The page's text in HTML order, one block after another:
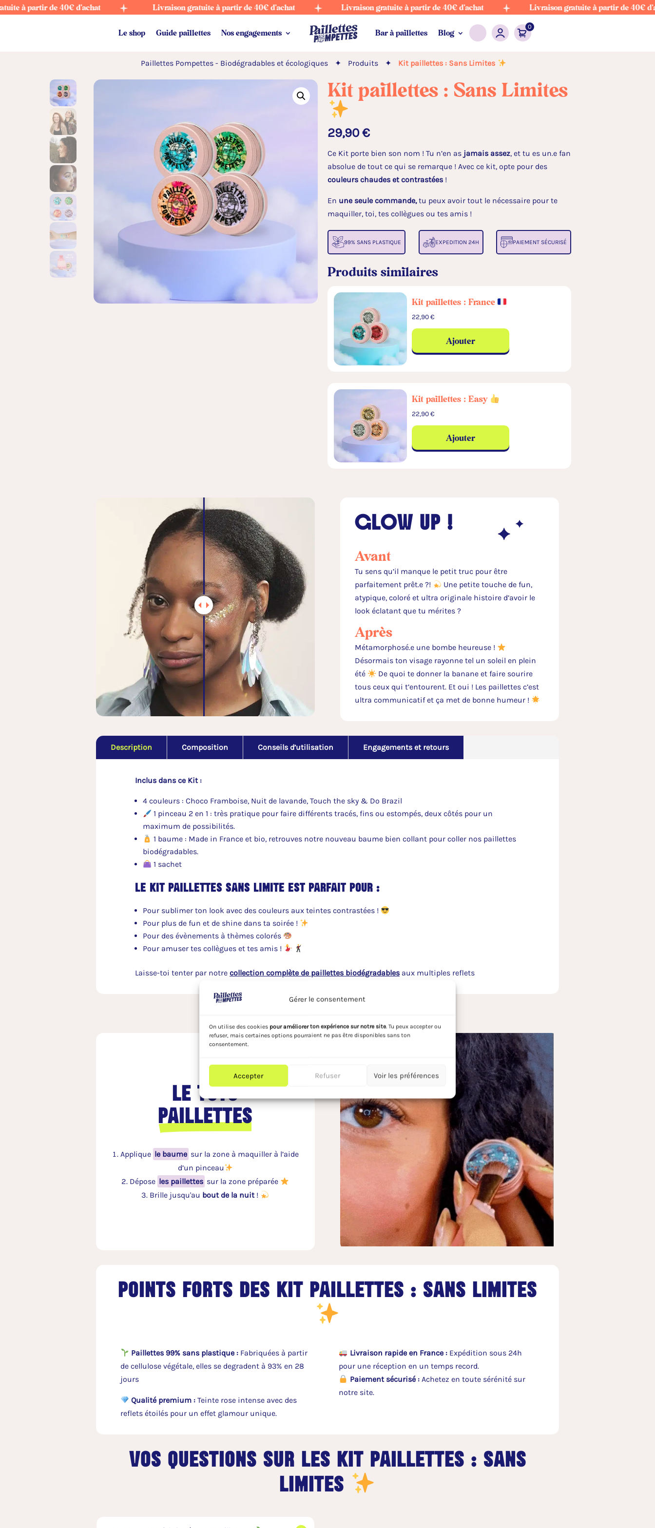
Gérer le consentement
On utilise des cookies pour améliorer ton expérience sur notre site. Tu peux accepter ou
refuser, mais certaines options pourraient ne pas être disponibles sans ton
consentement.
Accepter Refuser Voir les préférences
de 40€ d'achat Livraison gratuite à partir de 40€ d'achat Livraison gratuite à partir de 40€ d'achat Livraison gratuite à partir de 40€ d'achat
Le shop Guide paillettes Nos engagements Bar à paillettes Blog
0
Paillettes Pompettes - Biodégradables et écologiques ✦ Produits ✦ Kit paillettes : Sans Limites
Kit paillettes : Sans Limites
29,90€
Ce Kit porte bien son nom ! Tu n’en as jamais assez, et tu es un.e fan
absolue de tout ce qui se remarque ! Avec ce kit, opte pour des
couleurs chaudes et contrastées !
En une seule commande,tu peux avoir tout le nécessaire pour te
maquiller, toi, tes collègues ou tes amis !
99% SANS PLASTIQUE EXPEDITION 24H PAIEMENT SÉCURISÉ
Produits similaires
Kit paillettes : France
22,90€
Ajouter
Kit paillettes : Easy
22,90€
Ajouter
GLOW UP !
Avant
Tu sens qu’il manque le petit truc pour être
parfaitement prêt.e ?!
Une petite touche de fun,
atypique, coloré et ultra originale histoire d’avoir le
look éclatant que tu mérites ?
Après
Métamorphosé.e une bombe heureuse !
Désormais ton visage rayonne tel un soleil en plein
été
De quoi te donner la banane et faire sourire
tous ceux qui t’entourent. Et oui ! Les paillettes c’est
ultra communicatif et ça met de bonne humeur !
Description Composition Conseils d’utilisation Engagements et retours
Inclus dans ce Kit :
4 couleurs : Choco Framboise, Nuit de lavande, Touch the sky & Do Brazil
1 pinceau 2 en 1 : très pratique pour faire différents tracés, fins ou estompés, deux côtés pour un
maximum de possibilités.
1 baume : Made in France et bio, retrouves notre nouveau baume bien collant pour coller nos paillettes
biodégradables.
1 sachet
Le kit paillettes Sans Limite est parfait pour :
Pour sublimer ton look avec des couleurs aux teintes contrastées !
Pour plus de fun et de shine dans ta soirée !
Pour des évènements à thèmes colorés
Pour amuser tes collègues et tes amis !
Laisse-toi tenter par notre collection complète de paillettes biodégradables aux multiples reflets
Le tuto
Paillettes
Applique le baume sur la zone à maquiller à l’aide
d’un pinceau
Dépose les paillettes sur la zone préparée
Brille jusqu'au bout de la nuit!
points forts des kit paillettes : sans limites
Paillettes 99% sans plastique : Fabriquées à partir
de cellulose végétale, elles se degradent à 93% en 28
jours
Qualité premium : Teinte rose intense avec des
reflets étoilés pour un effet glamour unique.
Livraison rapide en France :Expédition sous 24h
pour une réception en un temps record.
Paiement sécurisé :Achetez en toute sérénité sur
notre site.
vos questions sur les kit paillettes : sans
limites